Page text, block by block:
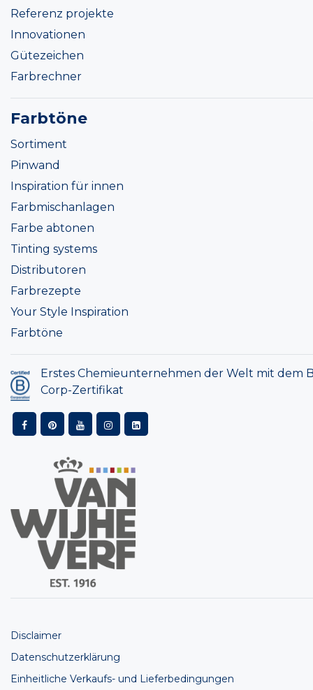
Referenz projekte
Innovationen
Gütezeichen
Farbrechner
Farbtöne
Sortiment
Pinwand
Inspiration für innen
Farbmischanlagen
Farbe abtonen
Tinting systems
Distributoren
Farbrezepte
Your Style Inspiration
Farbtöne
Erstes Chemieunternehmen der Welt mit dem
Corp-Zertifikat
Disclaimer
Datenschutzerklärung
Einheitliche Verkaufs- und Lieferbedingungen